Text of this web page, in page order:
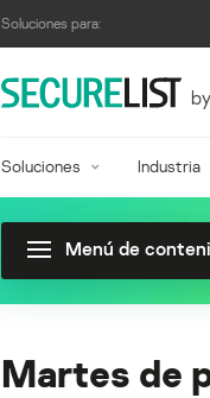
Soluciones para:
Soluciones Industria
Menú de
Martes de